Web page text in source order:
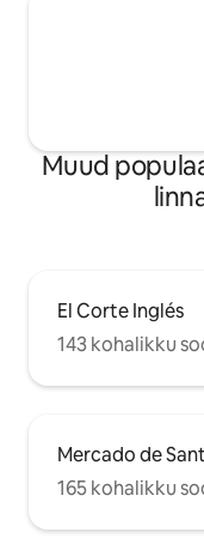
Muud
El Corte Inglés
143 kohalikku
Mercado de
165 kohalikku